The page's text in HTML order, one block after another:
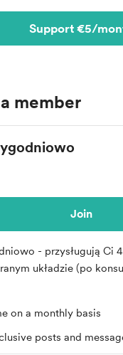
Support €5/
member
Join
- przysługują Ci
układzie (po
on a monthly basis
posts and